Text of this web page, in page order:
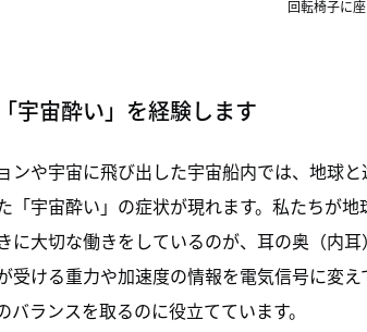
回転椅子に
宇宙酔い」を経験します
ンや宇宙に飛び出した宇宙船内では、地球
「宇宙酔い」の症状が現れます。私たちが
に大切な働きをしているのが、耳の奥（内
受ける重力や加速度の情報を電気信号に変
バランスを取るのに役立てています。